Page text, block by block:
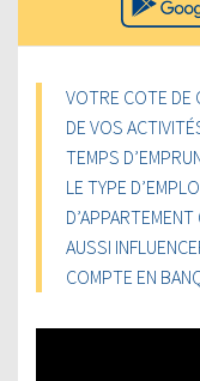
VOTRE COTE DE
DE VOS
TEMPS
LE TYPE
AUSSI
COMPTE EN